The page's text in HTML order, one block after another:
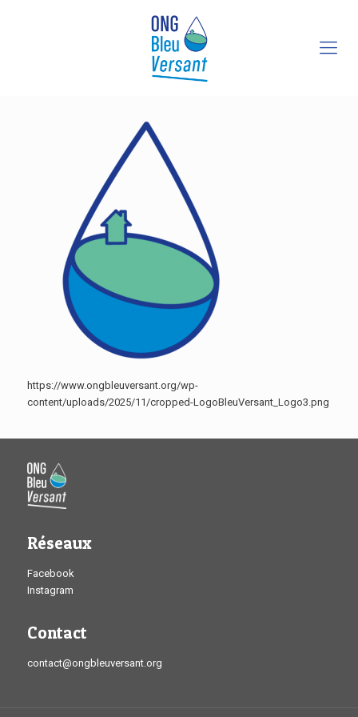
https://www.ongbleuversant.org/wp-
content/uploads/2025/11/cropped-LogoBleuVersant_Logo3.png
Réseaux
Facebook
Instagram
Contact
contact@ongbleuversant.org